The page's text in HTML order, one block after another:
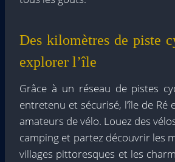
Des kilomètres de piste
explorer l’île
Grâce à un réseau de pistes
entretenu et sécurisé, l’île de Ré
amateurs de vélo. Louez des
camping et partez découvrir les
villages pittoresques et les